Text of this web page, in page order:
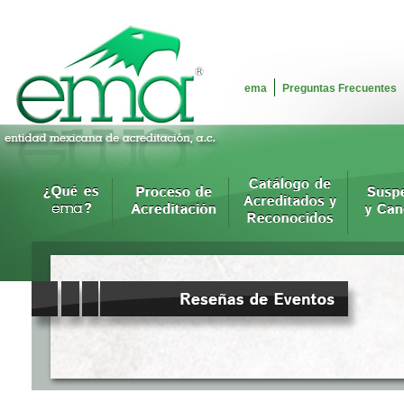
ema Preguntas Frecuentes